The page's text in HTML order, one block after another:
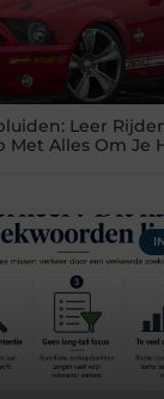
Leer
Met Alles Om Je